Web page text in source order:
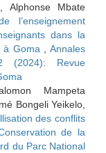
Alphonse Mbate
l’enseignement
dans la
à Goma ,Annales
Revue
Mampeta
Bongeli Yeikelo,
des conflits
de la
du Parc National